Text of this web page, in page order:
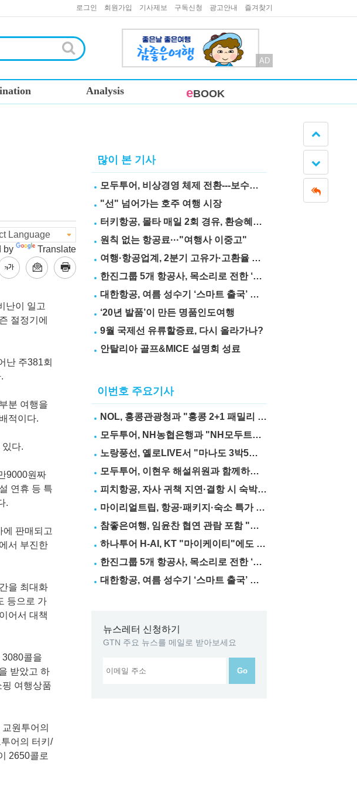
로그인 회원가입 기사제보 구독신청 광고안내 즐겨찾기
AD
Analysis eBOOK
by
Translate
난이 일고
절정기에
난 주381회
분 여행을
적이다.
다.
9000원짜
연휴 등 특
.
에 판매되고
서 부진한
을 최대화
등으로 가
어서 대책
콜을
받았고 하
여행상품
원투어의
어의 터키/
2650콜로
많이 본 기사
모두투어, 비상경영 체제 전환---보수도 삭감
"선" 넘어가는 호주 여행 시장
터키항공, 몰타 매일 2회 경유, 환승혜택 눈길
원칙 없는 항공료···"여행사 이중고"
여행·항공업계, 2분기 고유가·고환율 직격탄
한진그룹 5개 항공사, 목소리로 전한 ‘재능기부’
대한항공, 여름 성수기 ‘스마트 출국’ 꿀팁 3가지 공개
‘20년 발품’이 만든 명품인도여행
9월 국제선 유류할증료, 다시 올라가나?
안탈리아 골프&MICE 설명회 성료
이번호 주요기사
NOL, 홍콩관광청과 "홍콩 2+1 패밀리 프로모션" 실시
모두투어, NH농협은행과 "NH모두트래블리적금" 출시
노랑풍선, 옐로LIVE서 "마나도 3박5일" 상품 선보여
모두투어, 이현우 해설위원과 함께하는 "MLB 직관 컨셉투어" 출시
피치항공, 자사 귀책 지연·결항 시 숙박·교통비 보상제 도입
마이리얼트립, 항공·패키지·숙소 특가 릴레이
참좋은여행, 임윤찬 협연 관람 포함 "미동부·캐나다" 패키지 출시
하나투어 H-AI, KT "마이케이티"에도 탑재
한진그룹 5개 항공사, 목소리로 전한 ‘재능기부’
대한항공, 여름 성수기 ‘스마트 출국’ 꿀팁 3가지 공개
뉴스레터 신청하기
GTN 주요 뉴스를 메일로 받아보세요
Go